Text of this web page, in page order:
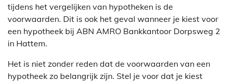
tijdens het vergelijken van hypotheken is de
voorwaarden. Dit is ook het geval wanneer je kiest voor
een hypotheek bij ABN AMRO Bankkantoor Dorpsweg 2
in Hattem.
Het is niet zonder reden dat de voorwaarden van een
hypotheek zo belangrijk zijn. Stel je voor dat je kiest